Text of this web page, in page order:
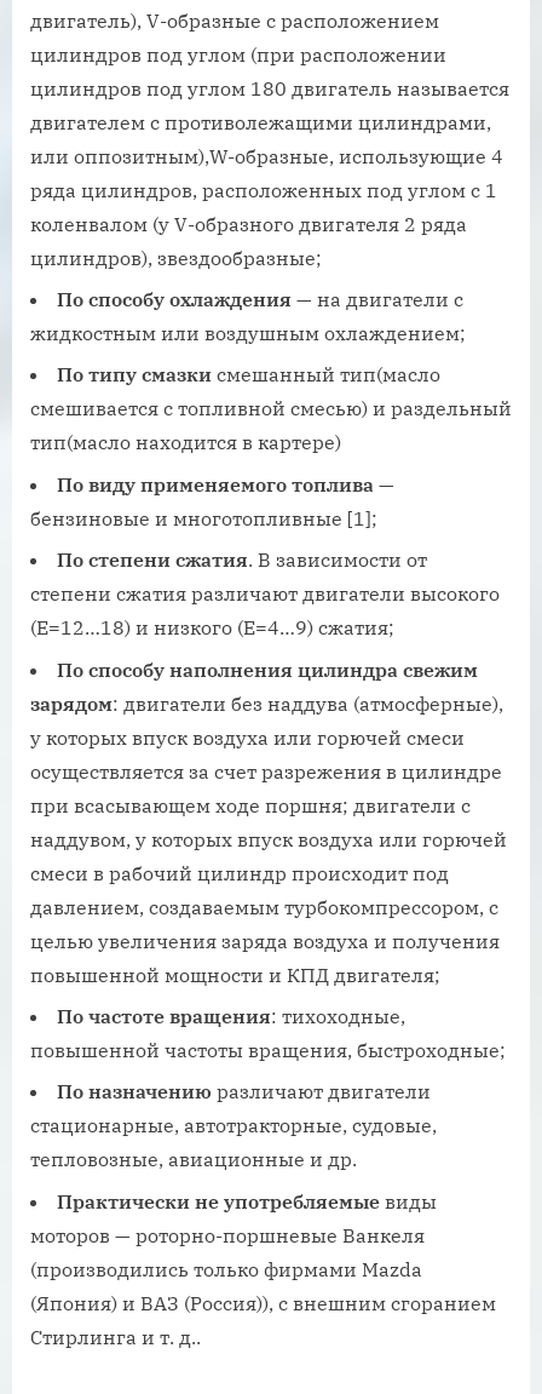
двигатель), V-образные с расположением
цилиндров под углом (при расположении
цилиндров под углом 180 двигатель называется
двигателем с противолежащими цилиндрами,
или оппозитным),W-образные, использующие 4
ряда цилиндров, расположенных под углом с 1
коленвалом (у V-образного двигателя 2 ряда
цилиндров), звездообразные;
По способу охлаждения — на двигатели с
жидкостным или воздушным охлаждением;
По типу смазки смешанный тип(масло
смешивается с топливной смесью) и раздельный
тип(масло находится в картере)
По виду применяемого топлива —
бензиновые и многотопливные [1];
По степени сжатия. В зависимости от
степени сжатия различают двигатели высокого
(E=12…18) и низкого (E=4…9) сжатия;
По способу наполнения цилиндра свежим
зарядом: двигатели без наддува (атмосферные),
у которых впуск воздуха или горючей смеси
осуществляется за счет разрежения в цилиндре
при всасывающем ходе поршня; двигатели с
наддувом, у которых впуск воздуха или горючей
смеси в рабочий цилиндр происходит под
давлением, создаваемым турбокомпрессором, с
целью увеличения заряда воздуха и получения
повышенной мощности и КПД двигателя;
По частоте вращения: тихоходные,
повышенной частоты вращения, быстроходные;
По назначению различают двигатели
стационарные, автотракторные, судовые,
тепловозные, авиационные и др.
Практически не употребляемые виды
моторов — роторно-поршневые Ванкеля
(производились только фирмами Mazda
(Япония) и ВАЗ (Россия)), с внешним сгоранием
Стирлинга и т. д..